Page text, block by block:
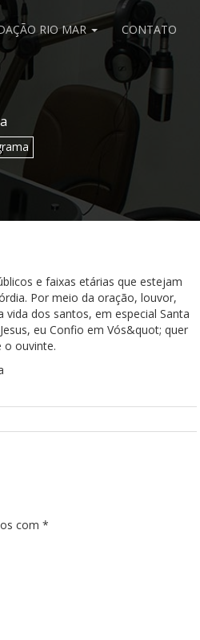
RIO MAR CONTATO
e faixas etárias que estejam
Por meio da oração, louvor,
dos santos, em especial Santa
eu Confio em Vós&quot; quer
o ouvinte.
com *